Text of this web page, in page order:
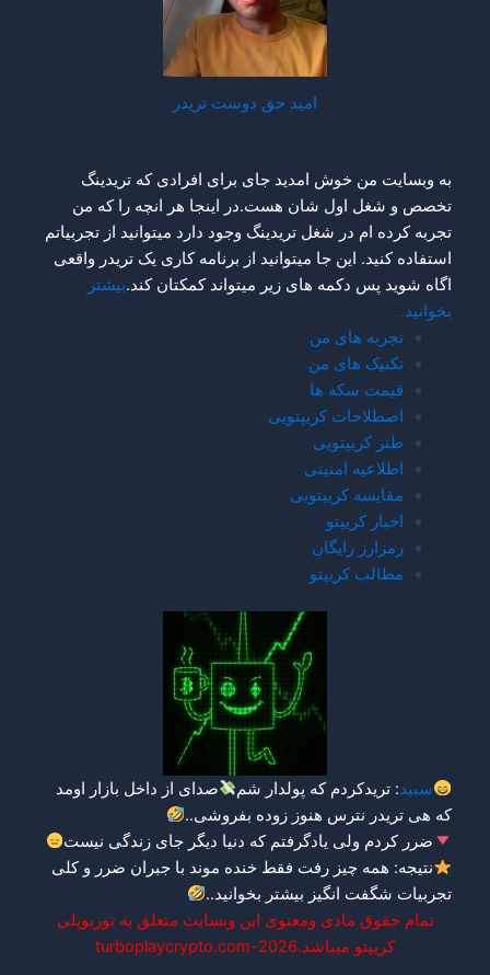
امید حق دوست تریدر
به وبسایت من خوش امدید جای برای افرادی که تریدینگ
تخصص و شغل اول شان هست.در اینجا هر انچه را که من
تجربه کرده ام در شغل تریدینگ وجود دارد میتوانید از تجربیاتم
استفاده کنید. این جا میتوانید از برنامه کاری یک تریدر واقعی
اگاه شوید پس دکمه های زیر میتواند کمکتان کند.بیشتر
بخوانید
تجربه های من
تکنیک های من
قیمت سکه ها
اصطلاحات کریپتویی
طنز کریپتویی
اطلاعیه امنیتی
مقایسه کریپتویی
اخبار کریپتو
رمزارز رایگان
مطالب کریپتو
سبید: تریدکردم که پولدار شم
صدای از داخل بازار اومد
که هی تریدر نترس هنوز زوده بفروشی..
ضرر کردم ولی یادگرفتم که دنیا دیگر جای زندگی نیست
نتیجه: همه چیز رفت فقط خنده موند با جبران ضرر و کلی
تجربیات شگفت انگیز بیشتر بخوانید..
تمام حقوق مادی ومعنوی این وبسایت متعلق به توربوپلی
کریپتو میباشد.turboplaycrypto.com-2026